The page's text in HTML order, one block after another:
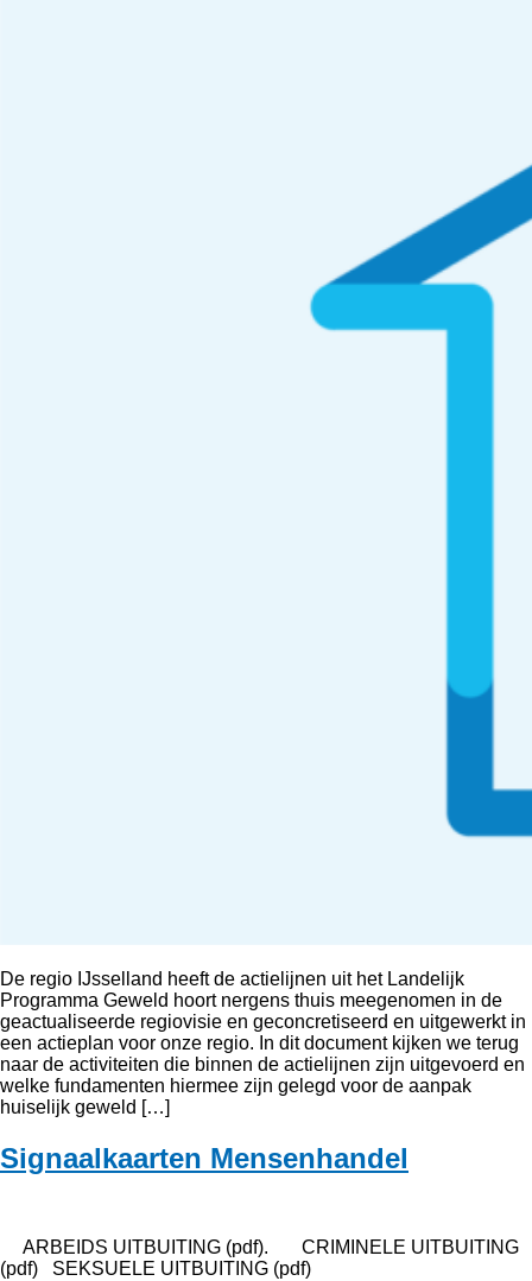
De regio IJsselland heeft de actielijnen uit het Landelijk
Programma Geweld hoort nergens thuis meegenomen in de
geactualiseerde regiovisie en geconcretiseerd en uitgewerkt in
een actieplan voor onze regio. In dit document kijken we terug
naar de activiteiten die binnen de actielijnen zijn uitgevoerd en
welke fundamenten hiermee zijn gelegd voor de aanpak
huiselijk geweld […]
Signaalkaarten Mensenhandel
ARBEIDS UITBUITING (pdf). CRIMINELE UITBUITING
(pdf) SEKSUELE UITBUITING (pdf)